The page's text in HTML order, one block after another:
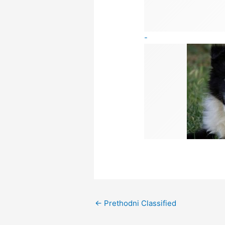
-
← Prethodni Classified